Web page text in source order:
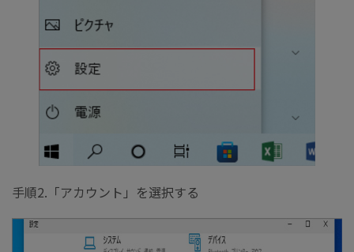
手順2.「アカウント」を選択する